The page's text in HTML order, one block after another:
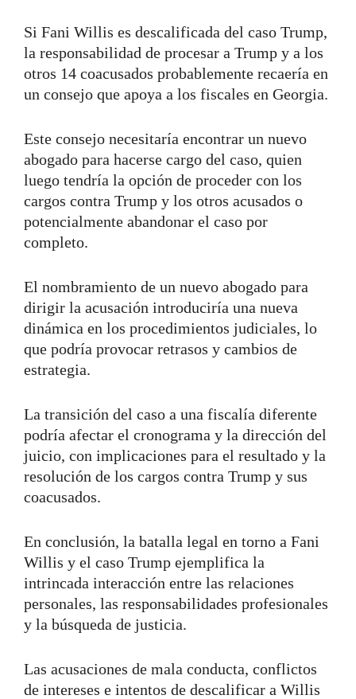
Si Fani Willis es descalificada del caso Trump,
la responsabilidad de procesar a Trump y a los
otros 14 coacusados probablemente recaería en
un consejo que apoya a los fiscales en Georgia.
Este consejo necesitaría encontrar un nuevo
abogado para hacerse cargo del caso, quien
luego tendría la opción de proceder con los
cargos contra Trump y los otros acusados o
potencialmente abandonar el caso por
completo.
El nombramiento de un nuevo abogado para
dirigir la acusación introduciría una nueva
dinámica en los procedimientos judiciales, lo
que podría provocar retrasos y cambios de
estrategia.
La transición del caso a una fiscalía diferente
podría afectar el cronograma y la dirección del
juicio, con implicaciones para el resultado y la
resolución de los cargos contra Trump y sus
coacusados.
En conclusión, la batalla legal en torno a Fani
Willis y el caso Trump ejemplifica la
intrincada interacción entre las relaciones
personales, las responsabilidades profesionales
y la búsqueda de justicia.
Las acusaciones de mala conducta, conflictos
de intereses e intentos de descalificar a Willis